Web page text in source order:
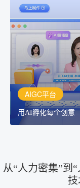
AIGC平台
用AI孵化每个创意
AIGC平台
用AI孵化每个创意
讯飞AIGC平台：让
作者都拥有自己的
创作助手
从“人力密集”到